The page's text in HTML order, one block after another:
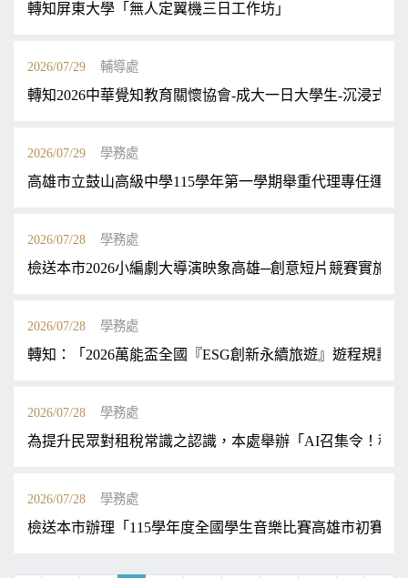
轉知屏東大學「無人定翼機三日工作坊」
2026/07/29 輔導處
轉知2026中華覺知教育關懷協會-成大一日大學生-沉浸式學
2026/07/29 學務處
高雄市立鼓山高級中學115學年第一學期舉重代理專任運動
2026/07/28 學務處
檢送本市2026小編劇大導演映象高雄─創意短片競賽實施
2026/07/28 學務處
轉知：「2026萬能盃全國『ESG創新永續旅遊』遊程規劃
2026/07/28 學務處
為提升民眾對租稅常識之認識，本處舉辦「AI召集令！稅
2026/07/28 學務處
檢送本市辦理「115學年度全國學生音樂比賽高雄市初賽實